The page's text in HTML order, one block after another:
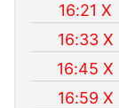
16:21 X
16:33 X
16:45 X
16:59 X